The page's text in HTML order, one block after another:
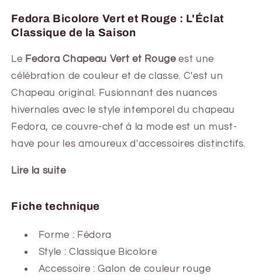
Fedora Bicolore Vert et Rouge : L'Éclat
Classique de la Saison
Le Fedora Chapeau Vert et Rougeest une
célébration de couleur et de classe. C'est un
Chapeau original. Fusionnant des nuances
hivernales avec le style intemporel du chapeau
Fedora, ce couvre-chef à la mode est un must-
have pour les amoureux d'accessoires distinctifs.
Lire la suite
Fiche technique
Forme : Fédora
Style : Classique Bicolore
Accessoire : Galon de couleur rouge